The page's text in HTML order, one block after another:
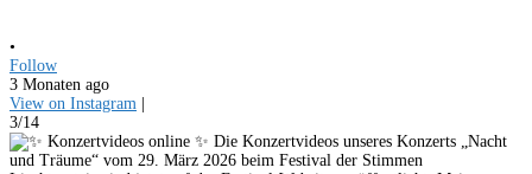
•
Follow
3 Monaten ago
View on Instagram |
3/14